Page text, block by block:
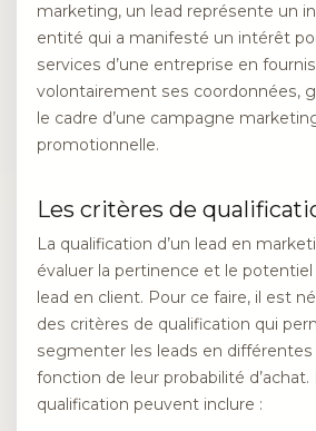
marketing, un lead représente un
entité qui a manifesté un intérêt
services d’une entreprise en
volontairement ses coordonnées,
le cadre d’une campagne
promotionnelle.
Les critères de
La qualification d’un lead en
évaluer la pertinence et le
lead en client. Pour ce faire, il est
des critères de qualification qui
segmenter les leads en
fonction de leur probabilité
qualification peuvent inclure :